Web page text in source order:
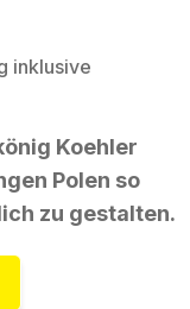
inklusive
Koehler
Polen so
zu gestalten.